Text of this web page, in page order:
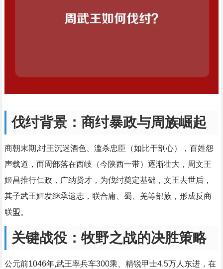
伐纣背景：商纣暴政与周族崛起
商朝末期,纣王沉迷酒色、滥杀忠臣（如比干剖心），百姓怨
声载道，而周部落在西岐（今陕西一带）逐渐壮大，周文王
姬昌推行仁政，广纳贤才，为伐纣奠定基础，文王去世后，
其子武王姬发继承遗志，联合庸、蜀、羌等部族，形成反商
联盟。
关键战役：牧野之战的决胜策略
公元前1046年,武王率兵车300乘、精锐甲士4.5万人东进，在